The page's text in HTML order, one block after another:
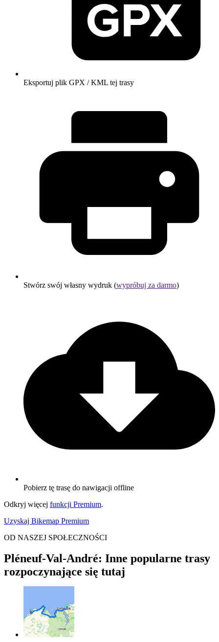
Eksportuj plik GPX / KML tej trasy
Stwórz swój własny wydruk (wypróbuj za darmo)
Pobierz tę trasę do nawigacji offline
Odkryj więcej funkcji Premium.
Uzyskaj Bikemap Premium
OD NASZEJ SPOŁECZNOŚCI
Pléneuf-Val-André: Inne popularne trasy
rozpoczynające się tutaj